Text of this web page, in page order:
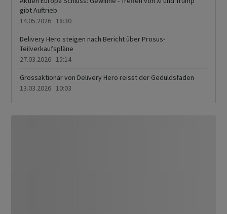
gibt Auftrieb
14.05.2026 18:30
Delivery Hero steigen nach Bericht über Prosus-
Teilverkaufspläne
27.03.2026 15:14
Grossaktionär von Delivery Hero reisst der Geduldsfaden
13.03.2026 10:03